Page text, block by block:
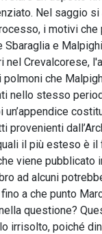
Nel saggio si
i motivi che
Sbaraglia e
nel Crevalcorese,
polmoni che
nello stesso
un’appendice
provenienti
il più esteso è
viene pubblicato
ad alcuni
a che punto
questione?
irrisolto, poiché